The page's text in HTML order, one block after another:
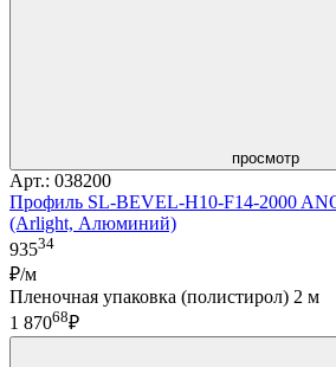
просмотр
Арт.: 038200
Профиль SL-BEVEL-H10-F14-2000
(Arlight, Алюминий)
93534
₽/м
Пленочная упаковка (полистирол) 2 м
1 87068₽